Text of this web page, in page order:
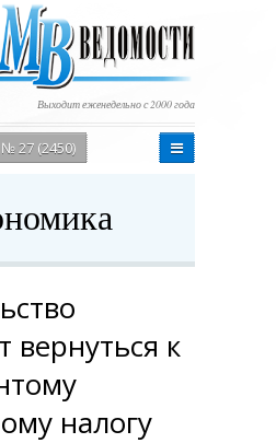
Выходит еженедельно с 2000 года
27 (2450)
вернуться к
налогу